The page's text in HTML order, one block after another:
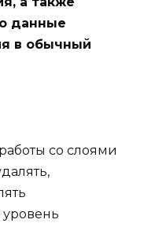
данные
в обычный
со слоями